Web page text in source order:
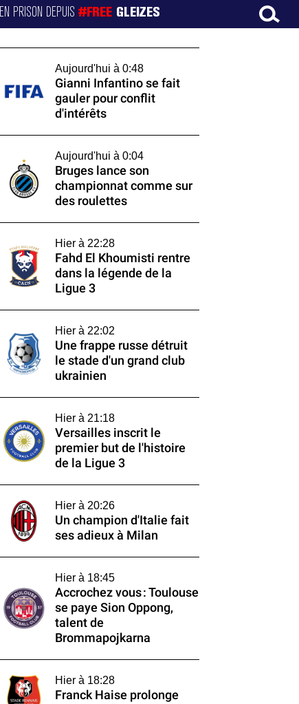
EN PRISON DEPUIS#FREE GLEIZES
Aujourd'hui à 0:48
Gianni Infantino se fait
gauler pour conflit
d'intérêts
Aujourd'hui à 0:04
Bruges lance son
championnat comme sur
des roulettes
Hier à 22:28
Fahd El Khoumisti rentre
dans la légende de la
Ligue 3
Hier à 22:02
Une frappe russe détruit
le stade d'un grand club
ukrainien
Hier à 21:18
Versailles inscrit le
premier but de l'histoire
de la Ligue 3
Hier à 20:26
Un champion d'Italie fait
ses adieux à Milan
Hier à 18:45
Accrochez vous : Toulouse
se paye Sion Oppong,
talent de
Brommapojkarna
Hier à 18:28
Franck Haise prolonge